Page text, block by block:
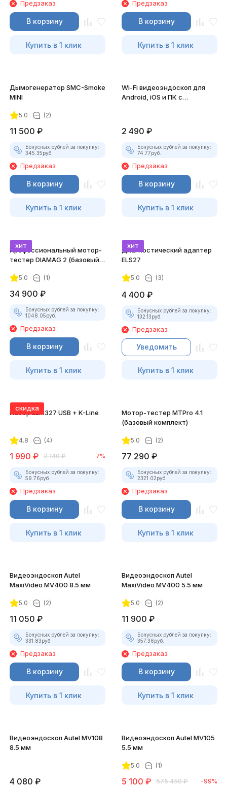
Предзаказ
В корзину
Купить в 1 клик
Предзаказ
В корзину
Купить в 1 клик
Дымогенератор SMC-Smoke
MINI
5.0 (2)
11 500 ₽
Бонусных рублей за покупку:
345.35руб.
Предзаказ
В корзину
Купить в 1 клик
Wi-Fi видеоэндоскоп для
Android, iOS и ПК с
2 490 ₽
Бонусных рублей за покупку:
74.77руб.
Предзаказ
В корзину
Купить в 1 клик
хит
Профессиональный мотор-
тестер DIAMAG 2 (базовый
5.0 (1)
34 900 ₽
Бонусных рублей за покупку:
1048.05руб.
Предзаказ
В корзину
Купить в 1 клик
хит
Диагностический адаптер
ELS27
5.0 (3)
4 400 ₽
Бонусных рублей за покупку:
132.13руб.
Предзаказ
Уведомить
Купить в 1 клик
скидка
Набор ELM327 USB + K-Line
4.8 (4)
1 990 ₽ 2 140 ₽ -7%
Бонусных рублей за покупку:
59.76руб.
Предзаказ
В корзину
Купить в 1 клик
Мотор-тестер MTPro 4.1
(базовый комплект)
5.0 (2)
77 290 ₽
Бонусных рублей за покупку:
2321.02руб.
Предзаказ
В корзину
Купить в 1 клик
Видеоэндоскоп Autel
MaxiVideo MV400 8.5 мм
5.0 (2)
11 050 ₽
Бонусных рублей за покупку:
331.83руб.
Предзаказ
В корзину
Купить в 1 клик
Видеоэндоскоп Autel
MaxiVideo MV400 5.5 мм
5.0 (2)
11 900 ₽
Бонусных рублей за покупку:
357.36руб.
Предзаказ
В корзину
Купить в 1 клик
Видеоэндоскоп Autel MV108
8.5 мм
4 080 ₽
Видеоэндоскоп Autel MV105
5.5 мм
5.0 (1)
5 100 ₽ 575 450 ₽ -99%